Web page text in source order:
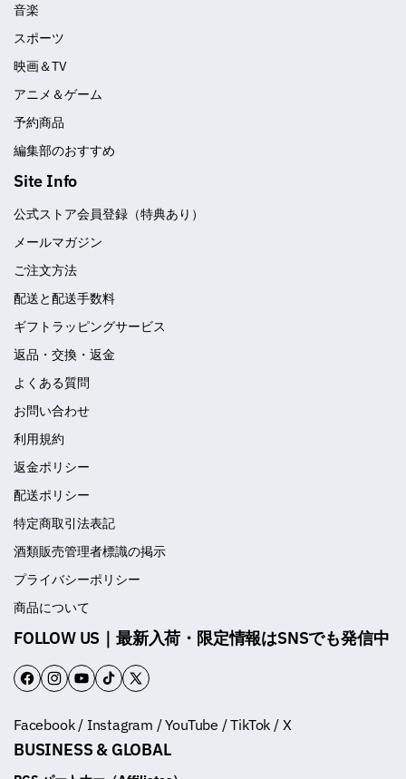
音楽
スポーツ
映画＆TV
アニメ＆ゲーム
予約商品
編集部のおすすめ
Site Info
公式ストア会員登録（特典あり）
メールマガジン
ご注文方法
配送と配送手数料
ギフトラッピングサービス
返品・交換・返金
よくある質問
お問い合わせ
利用規約
返金ポリシー
配送ポリシー
特定商取引法表記
酒類販売管理者標識の掲示
プライバシーポリシー
商品について
FOLLOW US｜最新入荷・限定情報はSNSでも発信中
F
c
e
I
s
t
Y
u
T
T
k
T
T
i
t
Facebook / Instagram / YouTube / TikTok / X
BUSINESS & GLOBAL